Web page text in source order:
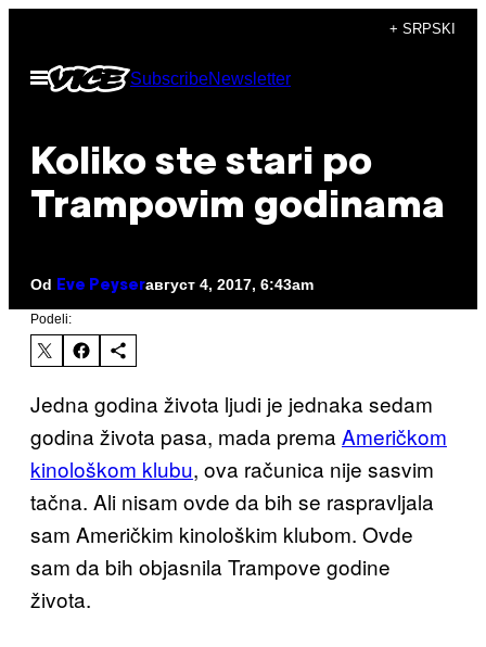
садржај
+ SRPSKI
Otvori
Meni
SubscribeNewsletter
Koliko ste stari po
Trampovim godinama
Od Eve Peyserавгуст 4, 2017, 6:43am
Podeli:
Jedna godina života ljudi je jednaka sedam
godina života pasa, mada prema Američkom
kinološkom klubu, ova računica nije sasvim
tačna. Ali nisam ovde da bih se raspravljala
sam Američkim kinološkim klubom. Ovde
sam da bih objasnila Trampove godine
života.